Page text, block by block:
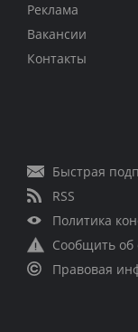
Реклама
Вакансии
Контакты
Быстрая
RSS
Политика
Сообщить об
Правовая